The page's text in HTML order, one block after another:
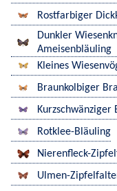
Rostfarbiger
Dunkler
Ameisenbläuling
Kleines
Braunkolbiger
Kurzschwänziger
Rotklee-Bläuling
Nierenfleck-
Ulmen-